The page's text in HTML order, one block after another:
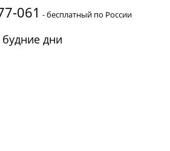
061 - бесплатный по России
будние дни